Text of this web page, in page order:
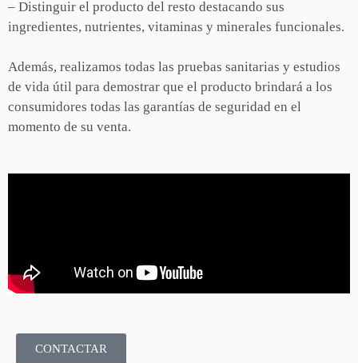
– Distinguir el producto del resto destacando sus
ingredientes, nutrientes, vitaminas y minerales funcionales.
Además, realizamos todas las pruebas sanitarias y estudios
de vida útil para demostrar que el producto brindará a los
consumidores todas las garantías de seguridad en el
momento de su venta.
CONTACTAR